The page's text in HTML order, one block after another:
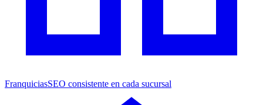
FranquiciasSEO consistente en cada sucursal